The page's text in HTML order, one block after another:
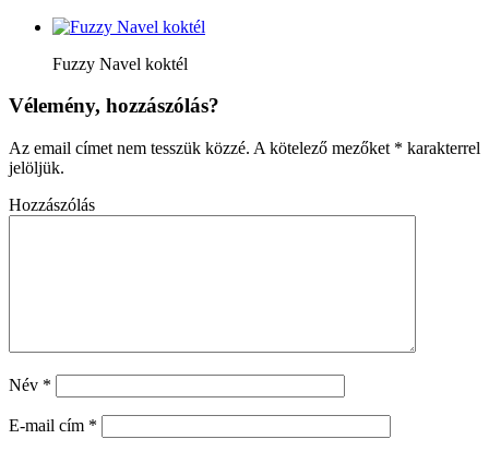
Fuzzy Navel koktél
Vélemény, hozzászólás?
Az email címet nem tesszük közzé. A kötelező mezőket * karakterrel
jelöljük.
Hozzászólás
Név *
E-mail cím *